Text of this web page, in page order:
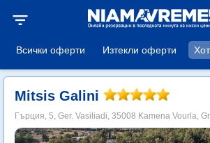
filter_list
Всички оферти Изтекли оферти
Mitsis Galini
Гърция, 5, Ger. Vasiliadi, 35008 Kamena Vourla,